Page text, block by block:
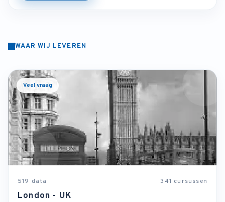
WAAR WIJ LEVEREN
Veel vraag
519 data 341 cursussen
London - UK